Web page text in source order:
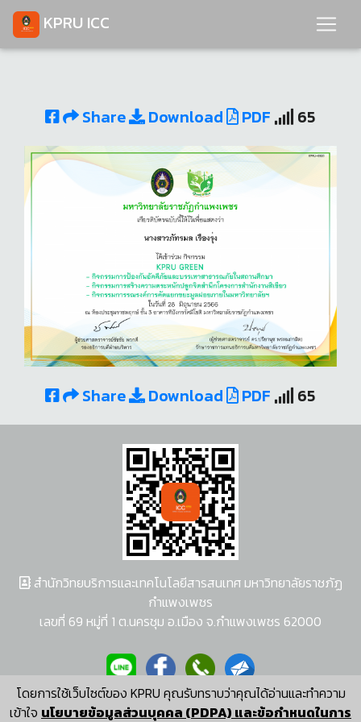
KPRU ICC
Share Download PDF 65
Share Download PDF 65
โดยการใช้เว็บไซต์ของ KPRU คุณรับทราบว่าคุณได้อ่านและทำความ
เข้าใจ นโยบายข้อมูลส่วนบุคคล (PDPA) และข้อกำหนดในการ
สำนักวิทยบริการและเทคโนโลยีสารสนเทศ มหาวิทยาลัยราชภัฏ
กำแพงเพชร
เลขที่ 69 หมู่ที่ 1 ต.นครชุม อ.เมือง จ.กำแพงเพชร 62000
ผู้พัฒนาระบบ อนุชา พวงผกา